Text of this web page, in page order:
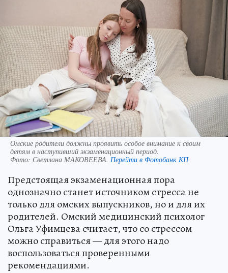
Омские родители должны проявить особое внимание к своим
детям в наступивший экзаменационный период.
Фото: Светлана МАКОВЕЕВА. Перейти в Фотобанк КП
Предстоящая экзаменационная пора
однозначно станет источником стресса не
только для омских выпускников, но и для их
родителей. Омский медицинский психолог
Ольга Уфимцева считает, что со стрессом
можно справиться — для этого надо
воспользоваться проверенными
рекомендациями.